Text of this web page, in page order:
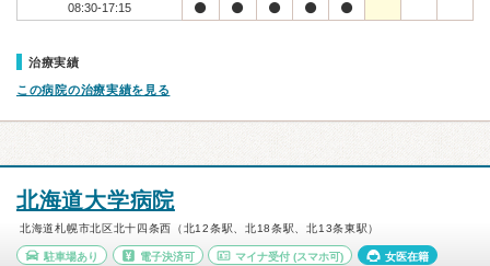
08:30-17:15
治療実績
この病院の治療実績を見る
北海道大学病院
北海道札幌市北区北十四条西（北12条駅、北18条駅、北13条東駅）
駐車場あり 電子決済可 マイナ受付 (スマホ可) 女医在籍